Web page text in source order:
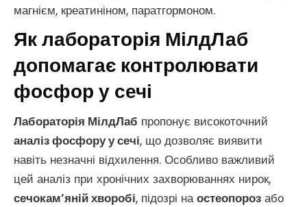
магнієм, креатиніном, паратгормоном.
Як лабораторія МілдЛаб
допомагає контролювати
фосфор у сечі
Лабораторія МілдЛаб пропонує високоточний
аналіз фосфору у сечі, що дозволяє виявити
навіть незначні відхилення. Особливо важливий
цей аналіз при хронічних захворюваннях нирок,
сечокам’яній хворобі, підозрі наостеопороз або